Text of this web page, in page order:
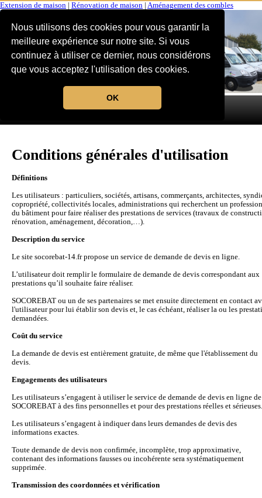
Nous utilisons des cookies pour vous garantir la
meilleure expérience sur notre site. Si vous
continuez à utiliser ce dernier, nous considérons
que vous acceptez l'utilisation des cookies.
OK
Extension de maison Rénovation de maison Aménagement des combles
MENU
Conditions générales d'utilisation
Définitions
Les utilisateurs : particuliers, sociétés, artisans, commerçants, architectes,
copropriété, collectivités locales, administrations qui recherchent un
du bâtiment pour faire réaliser des prestations de services (travaux de
rénovation, aménagement, décoration,…).
Description du service
Le site socorebat-14.fr propose un service de demande de devis en ligne.
L’utilisateur doit remplir le formulaire de demande de devis correspondant aux
prestations qu’il souhaite faire réaliser.
SOCOREBAT ou un de ses partenaires se met ensuite directement en contact
l'utilisateur pour lui établir son devis et, le cas échéant, réaliser la ou les
demandées.
Coût du service
La demande de devis est entièrement gratuite, de même que l'établissement du
devis.
Engagements des utilisateurs
Les utilisateurs s’engagent à utiliser le service de demande de devis en ligne de
SOCOREBAT à des fins personnelles et pour des prestations réelles et sérieuses.
Les utilisateurs s’engagent à indiquer dans leurs demandes de devis des
informations exactes.
Toute demande de devis non confirmée, incomplète, trop approximative,
contenant des informations fausses ou incohérente sera systématiquement
supprimée.
Transmission des coordonnées et vérification